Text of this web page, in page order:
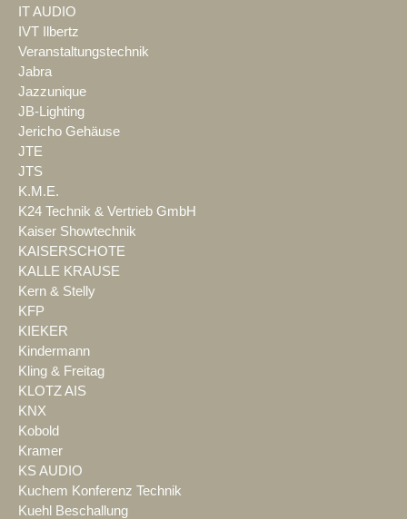
IT AUDIO
IVT Ilbertz
Veranstaltungstechnik
Jabra
Jazzunique
JB-Lighting
Jericho Gehäuse
JTE
JTS
K.M.E.
K24 Technik & Vertrieb GmbH
Kaiser Showtechnik
KAISERSCHOTE
KALLE KRAUSE
Kern & Stelly
KFP
KIEKER
Kindermann
Kling & Freitag
KLOTZ AIS
KNX
Kobold
Kramer
KS AUDIO
Kuchem Konferenz Technik
Kuehl Beschallung